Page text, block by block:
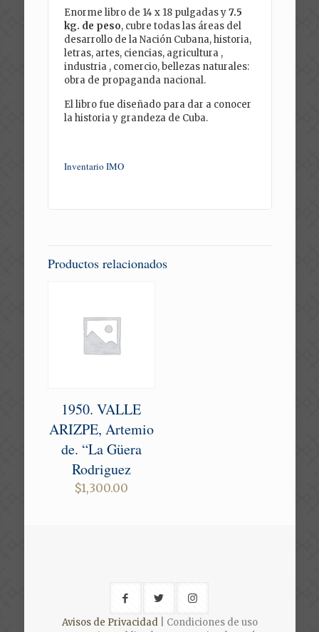
Enorme libro de 14 x 18 pulgadas y7.5
kg. de peso, cubre todas las áreas del
desarrollo de la Nación Cubana, historia,
letras, artes, ciencias, agricultura ,
industria , comercio, bellezas naturales:
obra de propaganda nacional.
El libro fue diseñado para dar a conocer
la historia y grandeza de Cuba.
Inventario IMO
Productos relacionados
1950. VALLE
ARIZPE, Artemio
de. “La Güera
Rodriguez
$1,300.00
Avisos de Privacidad| Condiciones de uso